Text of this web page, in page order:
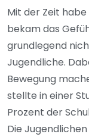
Mit der Zeit
bekam das
grundlegend
Jugendliche.
Bewegung
stellte in einer
Prozent der
Die